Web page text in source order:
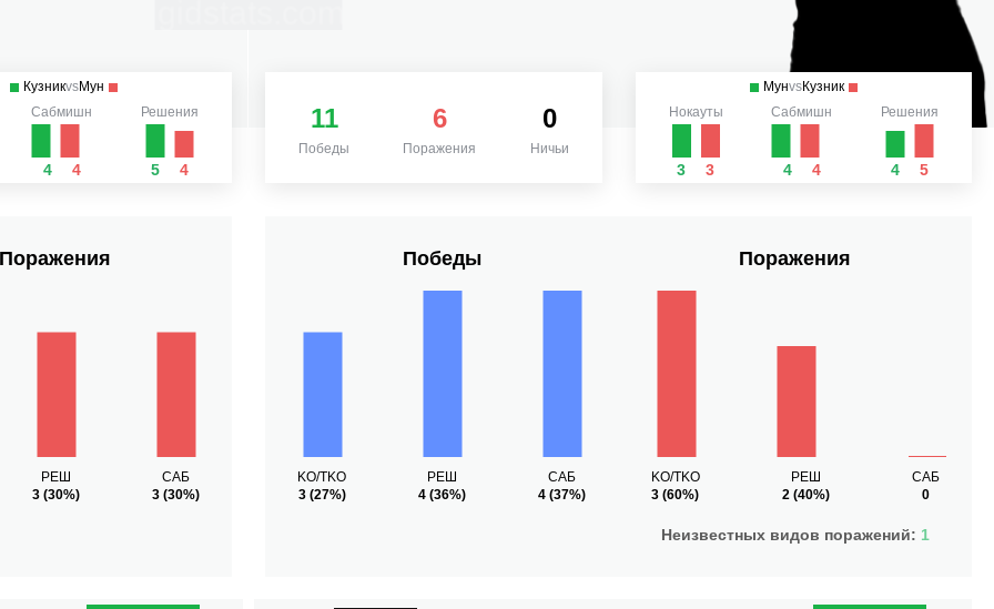
КузникvsМун
Сабмишн
4 4
Решения
5 4
11
Победы
6
Поражения
0
Ничьи
МунvsКузник
Нокауты
3 3
Сабмишн
4 4
Решения
4 5
Поражения
РЕШ
3(30%)
САБ
3(30%)
Победы
KO/TKO
3(27%)
РЕШ
4 (36%)
САБ
4 (37%)
Поражения
KO/TKO
3 (60%)
РЕШ
2(40%)
САБ
0
Неизвестных видов поражений: 1